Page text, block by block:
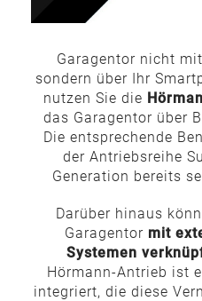
Garagentor nicht
sondern über Ihr
nutzen Sie die
das Garagentor über
Die entsprechende
der Antriebsreihe
Generation bereits
Darüber hinaus
Garagentor mit
Systemen
Hörmann-Antrieb ist
integriert, die diese